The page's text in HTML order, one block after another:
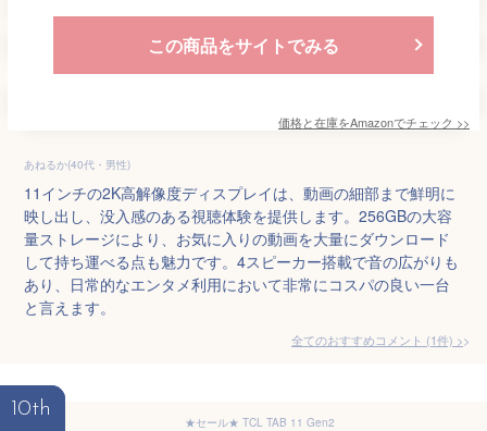
この商品をサイトでみる
価格と在庫をAmazonでチェック >>
あねるか(40代・男性)
11インチの2K高解像度ディスプレイは、動画の細部まで鮮明に
映し出し、没入感のある視聴体験を提供します。256GBの大容
量ストレージにより、お気に入りの動画を大量にダウンロード
して持ち運べる点も魅力です。4スピーカー搭載で音の広がりも
あり、日常的なエンタメ利用において非常にコスパの良い一台
と言えます。
全てのおすすめコメント (1件) >
10th
★セール★ TCL TAB 11 Gen2